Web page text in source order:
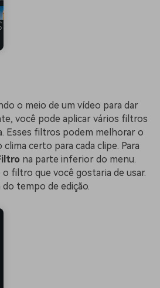
o meio de um vídeo para dar
você pode aplicar vários filtros
Esses filtros podem melhorar o
certo para cada clipe. Para
na parte inferior do menu.
o filtro que você gostaria de usar.
tempo de edição.